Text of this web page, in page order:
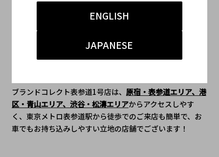
ENGLISH
JAPANESE
#LOEWE
#ブランド買取
ブランドコレクト表参道1号店は、 原宿・表参道エリア、港
区・青山エリア、渋谷・松濤エリアからアクセスしやす
く、東京メトロ表参道駅から徒歩でのご来店も簡単で、﻿お
車でもお持ち込みしやすい立地の店舗でございます！